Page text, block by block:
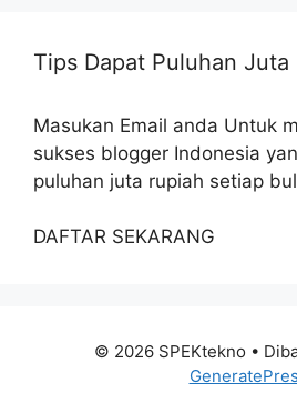
Tips Dapat Puluhan Juta
Masukan Email anda Untuk
sukses blogger Indonesia
puluhan juta rupiah setiap
DAFTAR SEKARANG
© 2026 SPEKtekno •